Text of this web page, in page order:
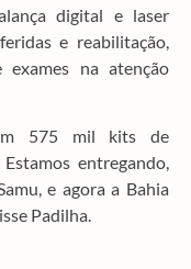
digital e laser
e reabilitação,
na atenção
575 mil kits de
entregando,
e agora a Bahia
Padilha.